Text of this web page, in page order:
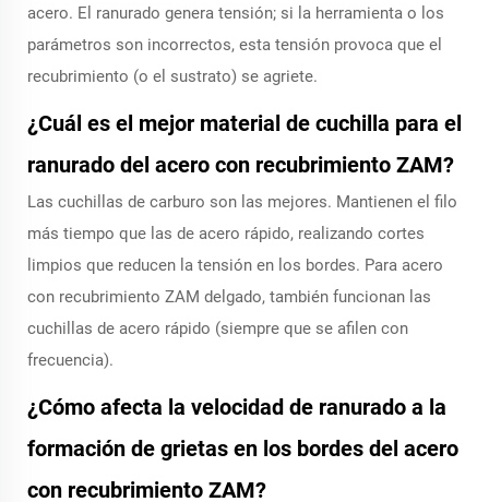
acero. El ranurado genera tensión; si la herramienta o los
parámetros son incorrectos, esta tensión provoca que el
recubrimiento (o el sustrato) se agriete.
¿Cuál es el mejor material de cuchilla para el
ranurado del acero con recubrimiento ZAM?
Las cuchillas de carburo son las mejores. Mantienen el filo
más tiempo que las de acero rápido, realizando cortes
limpios que reducen la tensión en los bordes. Para acero
con recubrimiento ZAM delgado, también funcionan las
cuchillas de acero rápido (siempre que se afilen con
frecuencia).
¿Cómo afecta la velocidad de ranurado a la
formación de grietas en los bordes del acero
con recubrimiento ZAM?